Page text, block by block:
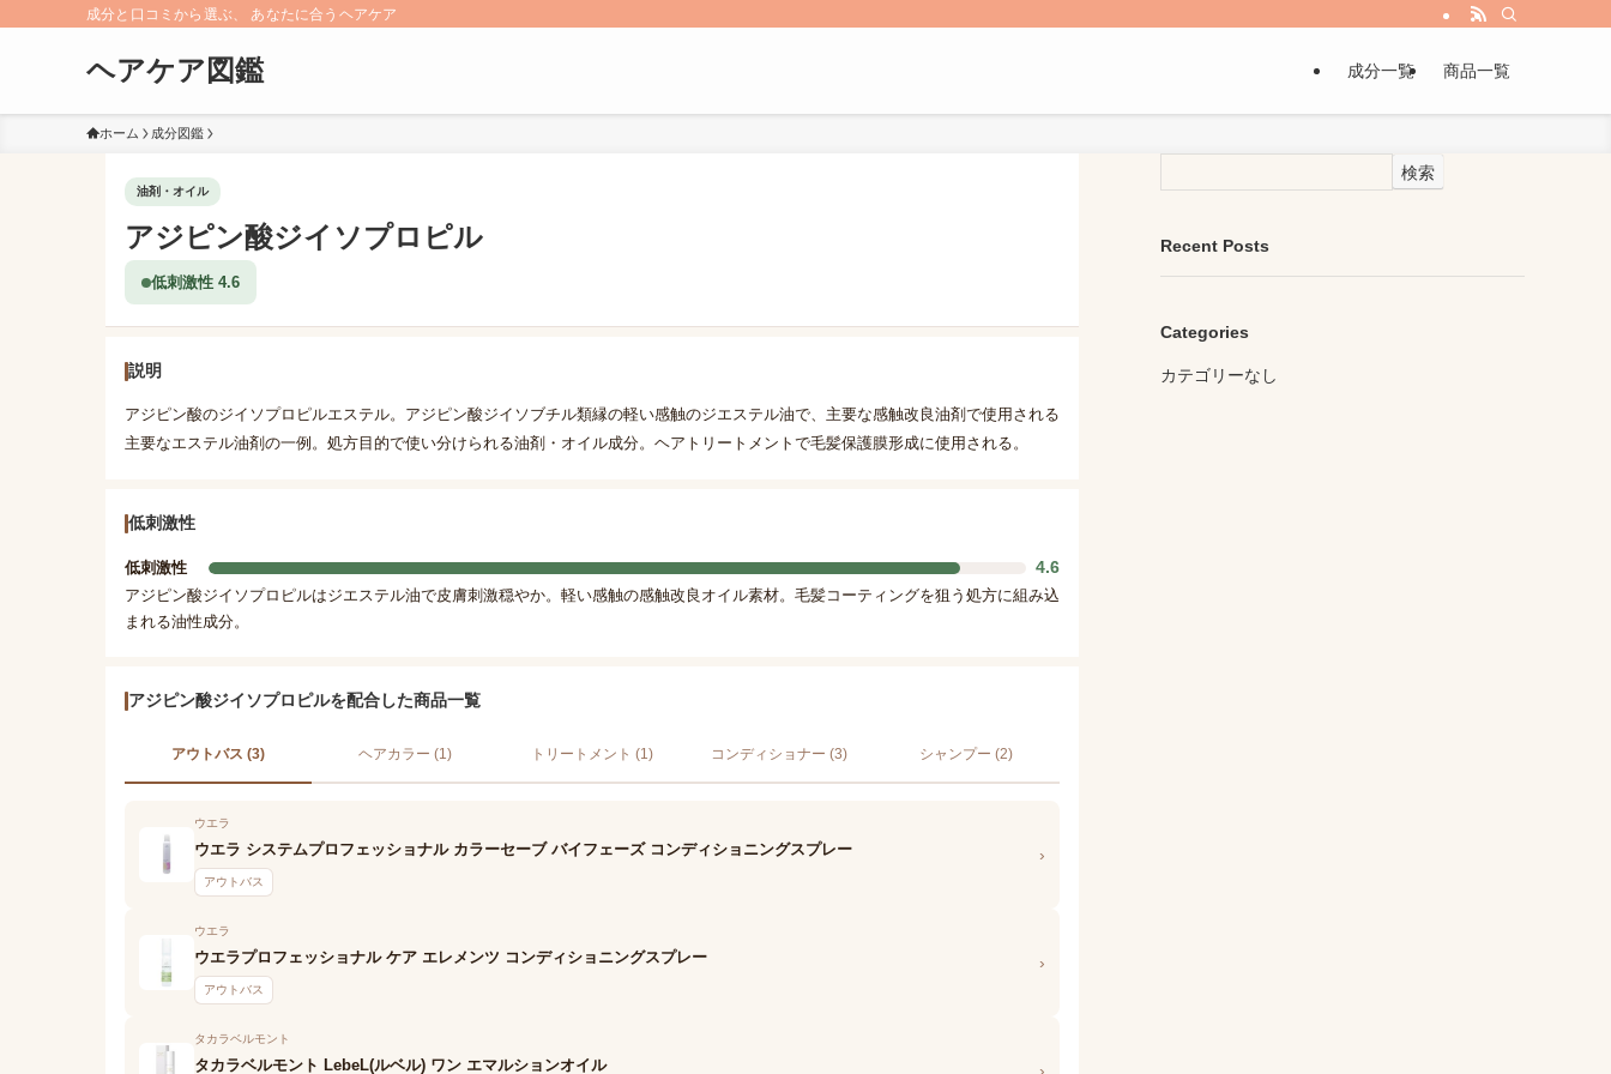
成分と口コミから選ぶ、 あなたに合うヘアケア
ヘアケア図鑑 成分一覧 商品一覧
ホーム 成分図鑑
油剤・オイル
アジピン酸ジイソプロピル
低刺激性 4.6
説明
アジピン酸のジイソプロピルエステル。アジピン酸ジイソブチル類縁の軽い感触のジエステル油で、主要な感触改良油剤で使用される
主要なエステル油剤の一例。処方目的で使い分けられる油剤・オイル成分。ヘアトリートメントで毛髪保護膜形成に使用される。
低刺激性
低刺激性 4.6
アジピン酸ジイソプロピルはジエステル油で皮膚刺激穏やか。軽い感触の感触改良オイル素材。毛髪コーティングを狙う処方に組み込
まれる油性成分。
アジピン酸ジイソプロピルを配合した商品一覧
アウトバス (3) ヘアカラー (1) トリートメント (1) コンディショナー (3) シャンプー (2)
ウエラ
ウエラ システムプロフェッショナル カラーセーブ バイフェーズ コンディショニングスプレー
アウトバス
›
ウエラ
ウエラプロフェッショナル ケア エレメンツ コンディショニングスプレー
アウトバス
›
タカラベルモント
タカラベルモント LebeL(ルベル) ワン エマルションオイル ›
検索
Recent Posts
Categories
カテゴリーなし